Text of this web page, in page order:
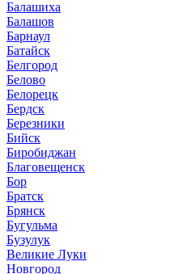
Балашиха
Балашов
Барнаул
Батайск
Белгород
Белово
Белорецк
Бердск
Березники
Бийск
Биробиджан
Благовещенск
Бор
Братск
Брянск
Бугульма
Бузулук
Великие Луки
Новгород